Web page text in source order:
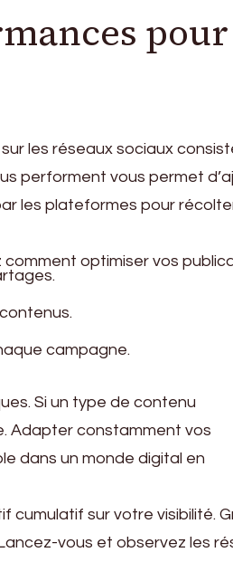
sur les réseaux sociaux
performent vous permet
les plateformes pour
optimiser vos
campagne.
Si un type de contenu
Adapter constamment vos
dans un monde digital en
cumulatif sur votre visibilité.
vous et observez les